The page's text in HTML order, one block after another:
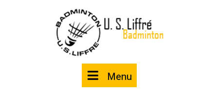
Menu